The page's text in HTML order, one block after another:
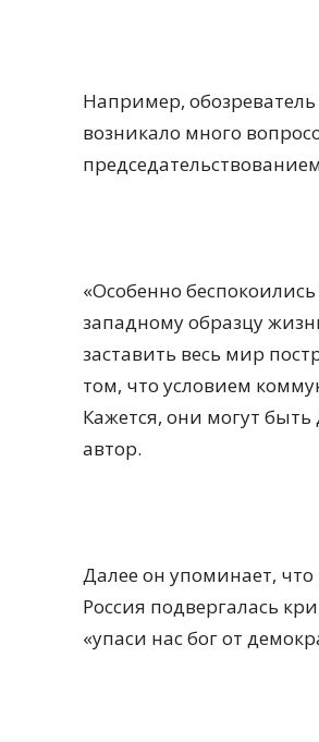
Например,
возникало много
«Особенно
западному образцу
заставить весь мир
том, что условием
Кажется, они могут
автор.
Далее он упоминает,
Россия подвергалась
«упаси нас бог от